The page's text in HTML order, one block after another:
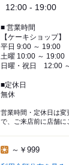
12:00 - 19:00
■ 営業時間
【ケーキショップ】
平日 9:00 ～ 19:00
土曜 10:00 ～ 19:00
日曜・祝日 12:00
■定休日
無休
営業時間・定休日は
で、ご来店前に店舗に
～￥999